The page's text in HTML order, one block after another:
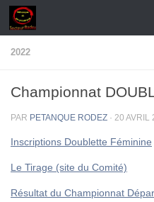
Skip to content
2022
Championnat
PAR PETANQUE RODEZ · 20 AVRIL
Inscriptions Doublette Féminine
Le Tirage (site du Comité)
Résultat du Championnat